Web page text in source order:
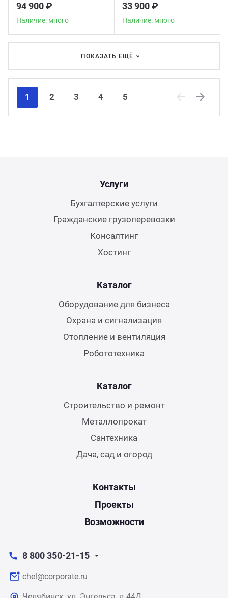
94 900 ₽
Наличие: много
33 900 ₽
Наличие: много
ПОКАЗАТЬ ЕЩЁ
1 2 3 4
5
Услуги
Бухгалтерские услуги
Гражданские грузоперевозки
Консалтинг
Хостинг
Каталог
Оборудование для бизнеса
Охрана и сигнализация
Отопление и вентиляция
Робототехника
Каталог
Строительство и ремонт
Металлопрокат
Сантехника
Дача, сад и огород
Контакты
Проекты
Возможности
8 800 350-21-15
chel@corporate.ru